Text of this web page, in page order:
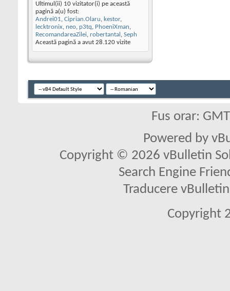
Ultimul(ii) 10 vizitator(i) pe această
pagină a(u) fost:
Andrei01, Ciprian.Olaru, kestor,
lecktronix, neo, p3tq, PhoeniXman,
RecomandareaZilei, robertantal , Seph
Această pagină a avut 28.120 vizite
Fus orar:
Powered by
Copyright © 2026 vBulletin
Search Engine
Traducere
Copyright